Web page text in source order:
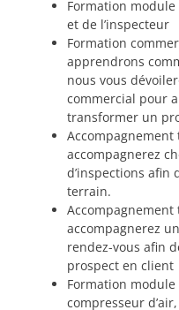
Formation module
et de l’inspecteur
Formation
apprendrons
nous vous
commercial pour
transformer un
accompagnerez
d’inspections afin
terrain.
Accompagnement
accompagnerez
rendez-vous afin
prospect en client
Formation
compresseur